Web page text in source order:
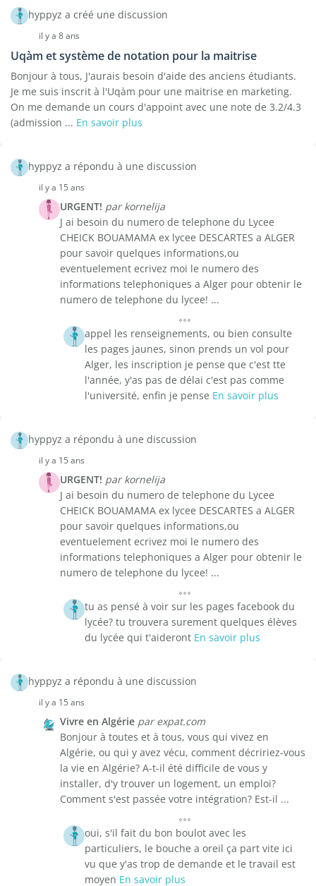
hyppyz a créé une discussion
il y a 8 ans
Uqàm et système de notation pour la maitrise
Bonjour à tous, J'aurais besoin d'aide des anciens étudiants.
Je me suis inscrit à l'Uqàm pour une maitrise en marketing.
On me demande un cours d'appoint avec une note de 3.2/4.3
(admission ... En savoir plus
hyppyz a répondu à une discussion
il y a 15 ans
URGENT! par kornelija
J ai besoin du numero de telephone du Lycee
CHEICK BOUAMAMA ex lycee DESCARTES a ALGER
pour savoir quelques informations,ou
eventuelement ecrivez moi le numero des
informations telephoniques a Alger pour obtenir le
numero de telephone du lycee! ...
appel les renseignements, ou bien consulte
les pages jaunes, sinon prends un vol pour
Alger, les inscription je pense que c'est tte
l'année, y'as pas de délai c'est pas comme
l'université, enfin je pense En savoir plus
hyppyz a répondu à une discussion
il y a 15 ans
URGENT! par kornelija
J ai besoin du numero de telephone du Lycee
CHEICK BOUAMAMA ex lycee DESCARTES a ALGER
pour savoir quelques informations,ou
eventuelement ecrivez moi le numero des
informations telephoniques a Alger pour obtenir le
numero de telephone du lycee! ...
tu as pensé à voir sur les pages facebook du
lycée? tu trouvera surement quelques élèves
du lycée qui t'aideront En savoir plus
hyppyz a répondu à une discussion
il y a 15 ans
Vivre en Algérie par expat.com
Bonjour à toutes et à tous, vous qui vivez en
Algérie, ou qui y avez vécu, comment décririez-vous
la vie en Algérie? A-t-il été difficile de vous y
installer, d'y trouver un logement, un emploi?
Comment s'est passée votre intégration? Est-il ...
oui, s'il fait du bon boulot avec les
particuliers, le bouche a oreil ça part vite ici
vu que y'as trop de demande et le travail est
moyen En savoir plus